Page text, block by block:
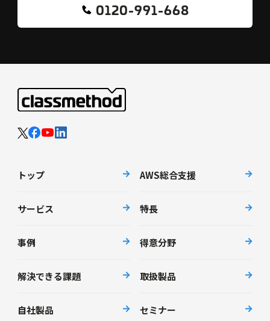
0120-991-668
トップ AWS総合支援
サービス 特長
事例 得意分野
解決できる課題 取扱製品
自社製品 セミナー